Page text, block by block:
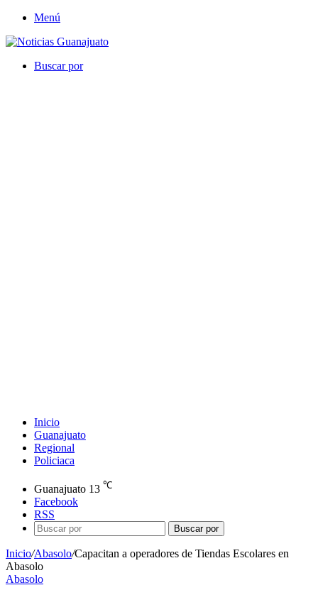
Menú
Buscar por
Inicio
Guanajuato
Regional
Policiaca
Guanajuato 13 ℃
Facebook
RSS
Buscar por
Inicio/Abasolo/Capacitan a operadores de Tiendas Escolares en
Abasolo
Abasolo